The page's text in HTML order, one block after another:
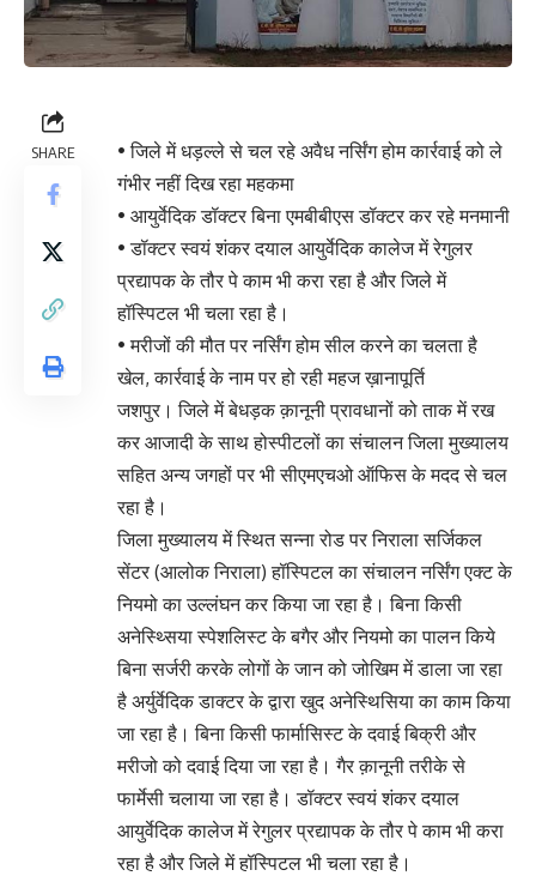
SHARE
• जिले में धड़ल्ले से चल रहे अवैध नर्सिंग होम कार्रवाई को ले
गंभीर नहीं दिख रहा महकमा
• आयुर्वेदिक डॉक्टर बिना एमबीबीएस डॉक्टर कर रहे मनमानी
• डॉक्टर स्वयं शंकर दयाल आयुर्वेदिक कालेज में रेगुलर
प्रद्यापक के तौर पे काम भी करा रहा है और जिले में
हॉस्पिटल भी चला रहा है।
• मरीजों की मौत पर नर्सिंग होम सील करने का चलता है
खेल, कार्रवाई के नाम पर हो रही महज ख़ानापूर्ति
जशपुर। जिले में बेधड़क क़ानूनी प्रावधानों को ताक में रख
कर आजादी के साथ होस्पीटलों का संचालन जिला मुख्यालय
सहित अन्य जगहों पर भी सीएमएचओ ऑफिस के मदद से चल
रहा है।
जिला मुख्यालय में स्थित सन्ना रोड पर निराला सर्जिकल
सेंटर (आलोक निराला) हॉस्पिटल का संचालन नर्सिंग एक्ट के
नियमो का उल्लंघन कर किया जा रहा है। बिना किसी
अनेस्थ्सिया स्पेशलिस्ट के बगैर और नियमो का पालन किये
बिना सर्जरी करके लोगों के जान को जोखिम में डाला जा रहा
है अर्युर्वेदिक डाक्टर के द्वारा खुद अनेस्थिसिया का काम किया
जा रहा है। बिना किसी फार्मासिस्ट के दवाई बिक्री और
मरीजो को दवाई दिया जा रहा है। गैर क़ानूनी तरीके से
फार्मेसी चलाया जा रहा है। डॉक्टर स्वयं शंकर दयाल
आयुर्वेदिक कालेज में रेगुलर प्रद्यापक के तौर पे काम भी करा
रहा है और जिले में हॉस्पिटल भी चला रहा है।